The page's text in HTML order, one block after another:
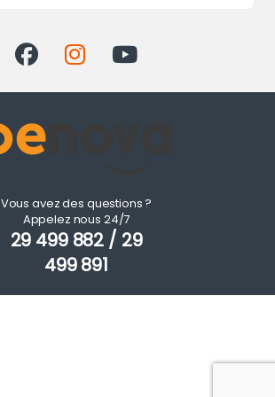
Vous avez des questions ?
Appelez nous 24/7
29 499 882 / 29
499 891